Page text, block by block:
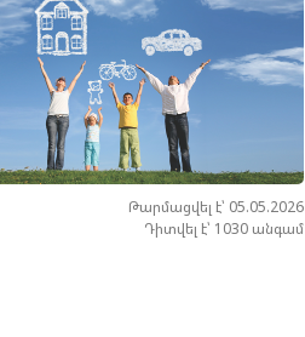
Թարմացվել է՝ 05.05.2026
Դիտվել է՝ 1030 անգամ